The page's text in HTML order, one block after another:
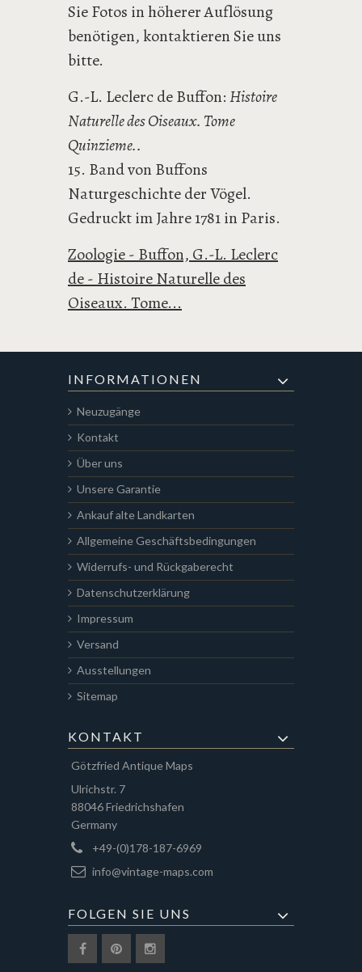
Sie Fotos in höherer Auflösung
benötigen, kontaktieren Sie uns
bitte.
G.-L. Leclerc de Buffon:Histoire
Naturelle des Oiseaux. Tome
Quinzieme..
15. Band von Buffons
Naturgeschichte der Vögel.
Gedruckt im Jahre 1781 in Paris.
Zoologie - Buffon, G.-L. Leclerc
de - Histoire Naturelle des
Oiseaux. Tome...
INFORMATIONEN
Neuzugänge
Kontakt
Über uns
Unsere Garantie
Ankauf alte Landkarten
Allgemeine Geschäftsbedingungen
Widerrufs- und Rückgaberecht
Datenschutzerklärung
Impressum
Versand
Ausstellungen
Sitemap
KONTAKT
Götzfried Antique Maps
Ulrichstr. 7
88046 Friedrichshafen
Germany
+49-(0)178-187-6969
info@vintage-maps.com
FOLGEN SIE UNS